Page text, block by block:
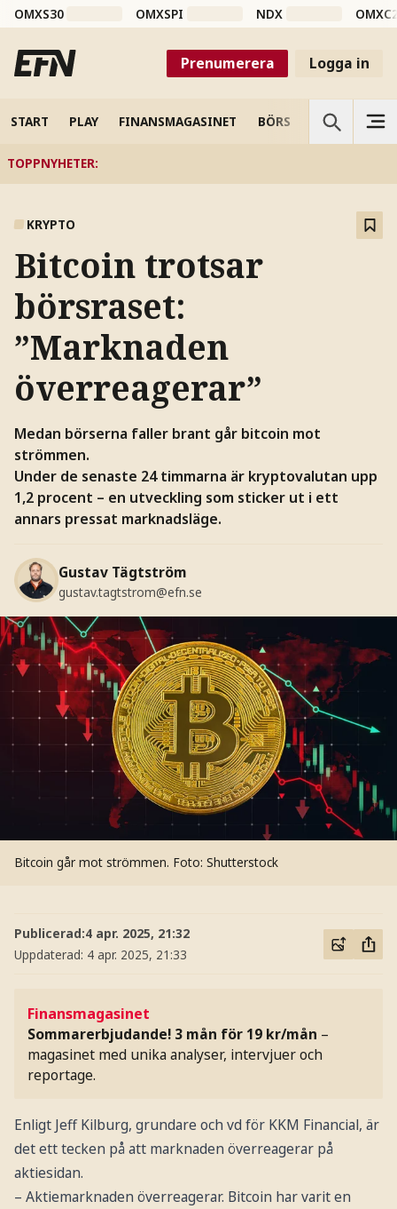
OMXS30 OMXSPI NDX
Prenumerera Logga in
START PLAY FINANSMAGASINET BÖRS VETENSKAP
TOPPNYHETER:
KRYPTO
Bitcoin trotsar
börsraset:
”Marknaden
överreagerar”
Medan börserna faller brant går bitcoin mot
strömmen.
Under de senaste 24 timmarna är kryptovalutan upp
1,2 procent – en utveckling som sticker ut i ett
annars pressat marknadsläge.
Gustav Tägtström
gustav.tagtstrom@efn.se
Bitcoin går mot strömmen. Foto: Shutterstock
Publicerad:4 apr. 2025, 21:32
Uppdaterad: 4 apr. 2025, 21:33
Finansmagasinet
Sommarerbjudande! 3 mån för 19 kr/mån –
magasinet med unika analyser, intervjuer och
reportage.
Enligt Jeff Kilburg, grundare och vd för KKM Financial, är
det ett tecken på att marknaden överreagerar på
aktiesidan.
– Aktiemarknaden överreagerar. Bitcoin har varit en